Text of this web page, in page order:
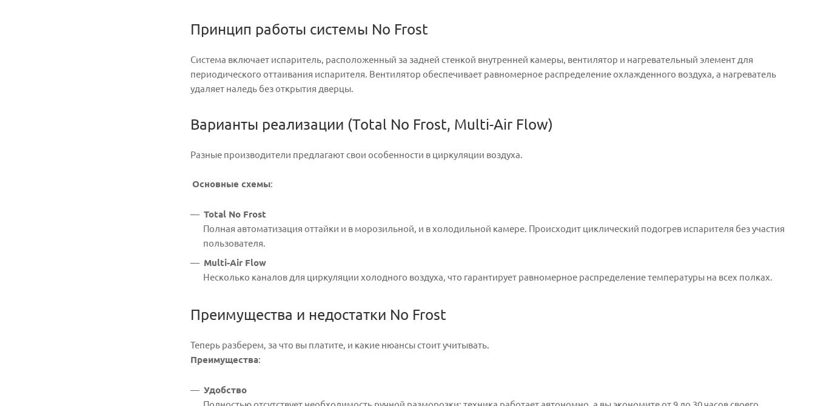
Принцип работы системы No Frost
Система включает испаритель, расположенный за задней стенкой внутренней камеры, вентилятор и нагревательный элемент для
периодического оттаивания испарителя. Вентилятор обеспечивает равномерное распределение охлажденного воздуха, а нагреватель
удаляет наледь без открытия дверцы.
Варианты реализации (Total No Frost, Multi-Air Flow)
Разные производители предлагают свои особенности в циркуляции воздуха.
Основные схемы:
Total No Frost
Полная автоматизация оттайки и в морозильной, и в холодильной камере. Происходит циклический подогрев испарителя без участия
пользователя.
Multi-Air Flow
Несколько каналов для циркуляции холодного воздуха, что гарантирует равномерное распределение температуры на всех полках.
Преимущества и недостатки No Frost
Теперь разберем, за что вы платите, и какие нюансы стоит учитывать.
Преимущества:
Удобство